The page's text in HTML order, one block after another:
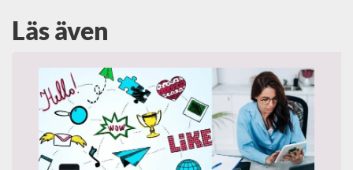
Läs även